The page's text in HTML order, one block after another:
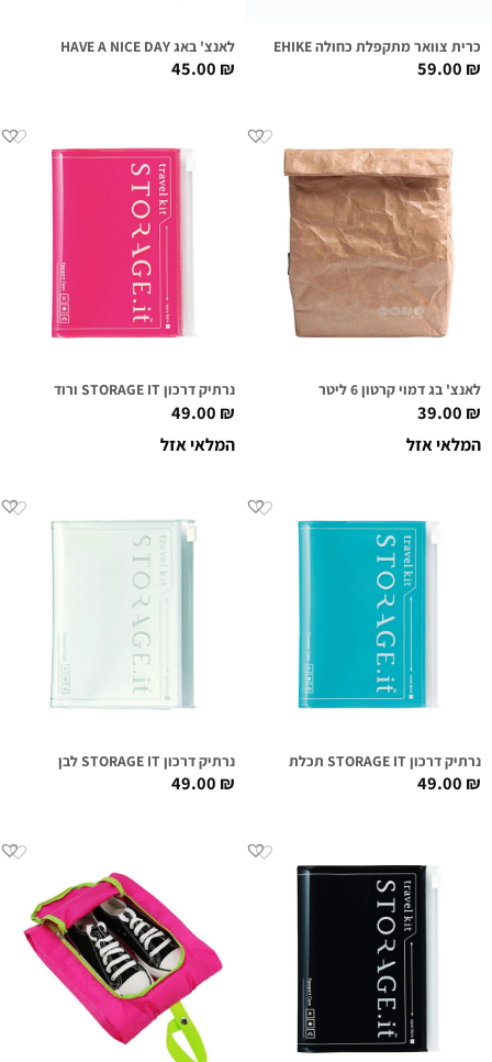
כרית צוואר מתקפלת כחולה NATUREHIKE
59.00₪
לאנצ' באג HAVE A NICE DAY
45.00₪
לאנצ' בג דמוי קרטון 6 ליטר
39.00₪
המלאי אזל
נרתיק דרכון STORAGE IT ורוד
49.00₪
המלאי אזל
נרתיק דרכון STORAGE IT תכלת
49.00₪
נרתיק דרכון STORAGE IT לבן
49.00₪